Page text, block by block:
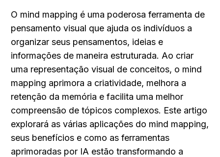
O mind mapping é uma poderosa ferramenta de
pensamento visual que ajuda os indivíduos a
organizar seus pensamentos, ideias e
informações de maneira estruturada. Ao criar
uma representação visual de conceitos, o mind
mapping aprimora a criatividade, melhora a
retenção da memória e facilita uma melhor
compreensão de tópicos complexos. Este artigo
explorará as várias aplicações do mind mapping,
seus benefícios e como as ferramentas
aprimoradas por IA estão transformando a